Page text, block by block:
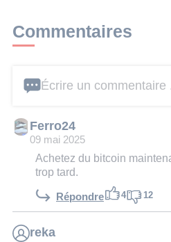
Commentaires
Écrire un commentaire
Ferro24
09 mai 2025
Achetez du bitcoin
trop tard.
Répondre 4 12
reka